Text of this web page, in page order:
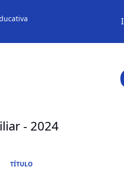
- 2024
TÍTULO